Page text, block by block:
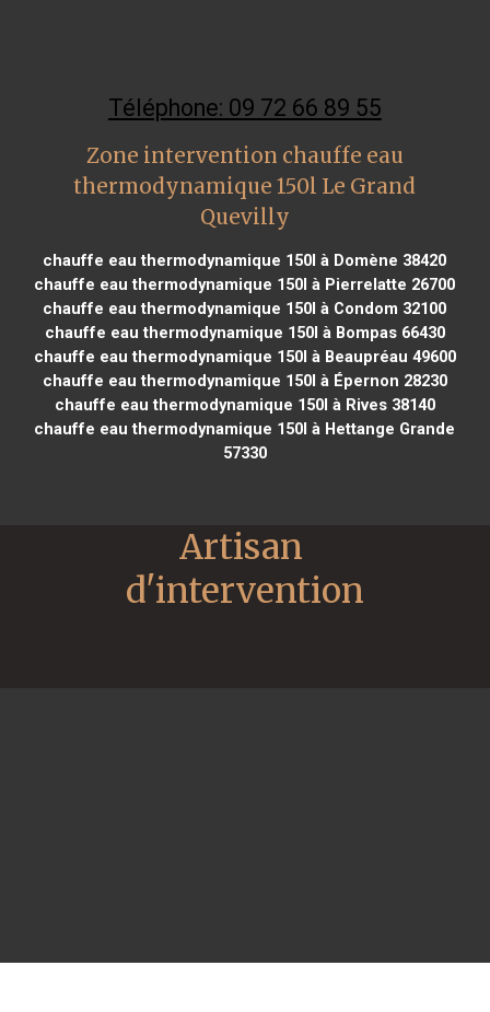
Téléphone: 09 72 66 89 55
Zone intervention chauffe eau
thermodynamique 150l Le Grand
Quevilly
chauffe eau thermodynamique 150l à Domène 38420
chauffe eau thermodynamique 150l à Pierrelatte 26700
chauffe eau thermodynamique 150l à Condom 32100
chauffe eau thermodynamique 150l à Bompas 66430
chauffe eau thermodynamique 150l à Beaupréau 49600
chauffe eau thermodynamique 150l à Épernon 28230
chauffe eau thermodynamique 150l à Rives 38140
chauffe eau thermodynamique 150l à Hettange Grande
57330
Artisan
d'intervention